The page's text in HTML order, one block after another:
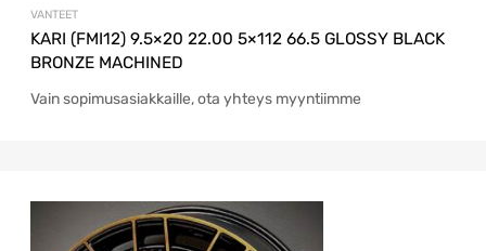
VANTEET
KARI (FMI12) 9.5×20 22.00 5×112 66.5 GLOSSY BLACK
BRONZE MACHINED
Vain sopimusasiakkaille, ota yhteys myyntiimme